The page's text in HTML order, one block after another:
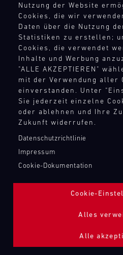
Nutzung der Website
Cookies, die wir
Daten über die Nutzung
Statistiken zu erstellen;
Cookies, die verwendet
Inhalte und Werbung
"ALLE AKZEPTIEREN"
mit der Verwendung aller
einverstanden. Unter
Sie jederzeit einzelne
oder ablehnen und Ihre
Zukunft widerrufen.
Datenschutzrichtlinie
Impressum
Cookie-Dokumentation
Cookie-
Alles
Alle
TANKBEFÜLLUNG
Bild